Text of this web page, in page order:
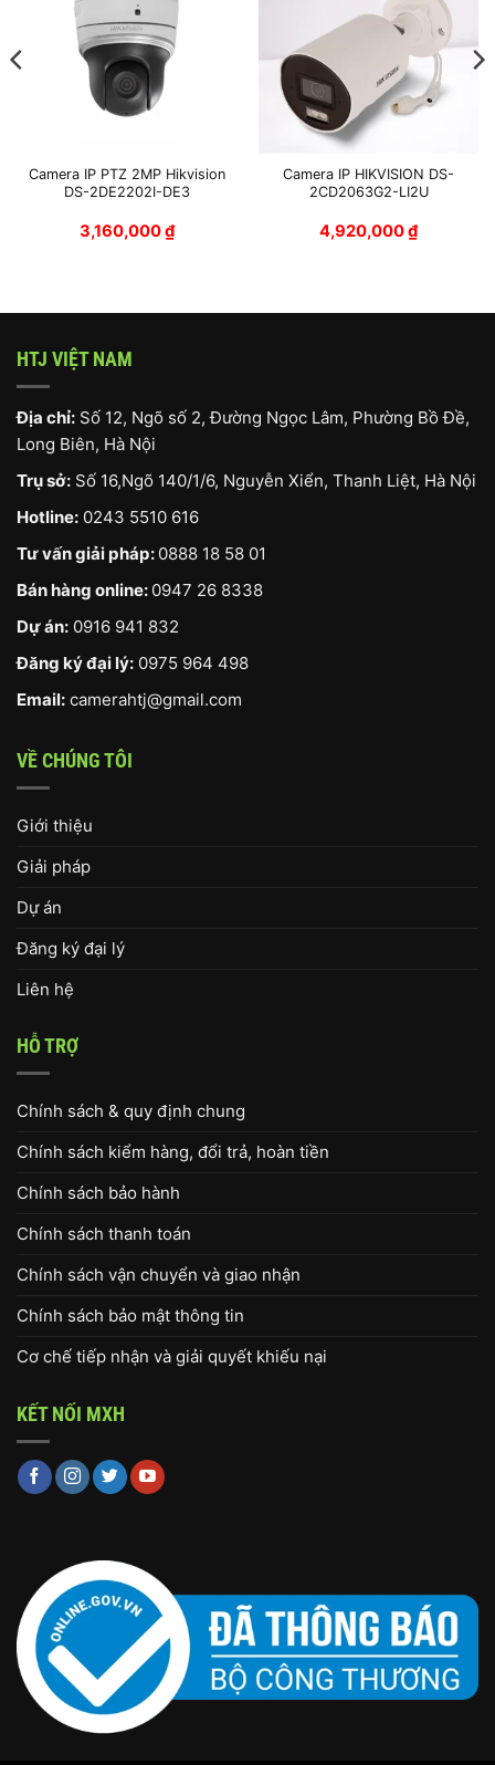
Camera IP PTZ 2MP Hikvision
DS-2DE2202I-DE3
3,160,000₫
Camera IP HIKVISION DS-
2CD2063G2-LI2U
4,920,000₫
HTJ VIỆT NAM
Địa chỉ: Số 12, Ngõ số 2, Đường Ngọc Lâm, Phường Bồ Đề,
Long Biên, Hà Nội
Trụ sở: Số 16,Ngõ 140/1/6, Nguyễn Xiển, Thanh Liệt, Hà Nội
Hotline: 0243 5510 616
Tư vấn giải pháp: 0888 18 58 01
Bán hàng online: 0947 26 8338
Dự án: 0916 941 832
Đăng ký đại lý: 0975 964 498
Email: camerahtj@gmail.com
VỀ CHÚNG TÔI
Giới thiệu
Giải pháp
Dự án
Đăng ký đại lý
Liên hệ
HỖ TRỢ
Chính sách & quy định chung
Chính sách kiểm hàng, đổi trả, hoàn tiền
Chính sách bảo hành
Chính sách thanh toán
Chính sách vận chuyển và giao nhận
Chính sách bảo mật thông tin
Cơ chế tiếp nhận và giải quyết khiếu nại
KẾT NỐI MXH